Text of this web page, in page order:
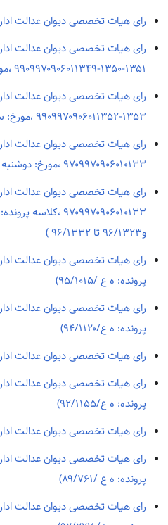
رای هیات تخصصی دیوان عدالت اداری
رای هیات تخصصی دیوان عدالت
۱۳۵۱-۱۳۵۰-۹۹۰۹۹۷۰۹۰۶۰۱۱۳۴۹ ،مورخ: سه شنبه ۷ بهمن ۱۳۹۹)
رای هیات تخصصی دیوان عدالت
۱۳۵۳-۹۹۰۹۹۷۰۹۰۶۰۱۱۳۵۲ ،مورخ: سه شنبه ۷ بهمن ۱۳۹۹)
۹۷۰۹۹۷۰۹۰۶۰۱۰۱۳۳ ،مورخ: دوشنبه ۲۶ شهريور ۱۳۹۷)
و۹۶/۱۳۲۳ تا ۹۶/۱۳۳۲ )
پرونده: ه ع /۹۵/۱۰۱۵)
پرونده: ه ع/۹۴/۱۱۲۰)
رای هیات تخصصی دیوان عدالت اداری
پرونده: ه ع/۹۲/۱۱۵۵)
رای هیات تخصصی دیوان عدالت اداری
پرونده: ه ع /۸۹/۷۶۱)